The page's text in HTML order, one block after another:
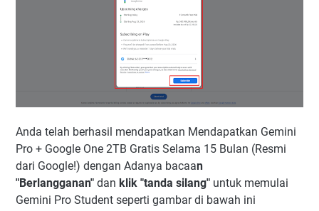
Anda telah berhasil mendapatkan Mendapatkan Gemini
Pro + Google One 2TB Gratis Selama 15 Bulan (Resmi
dari Google!) dengan Adanya bacaan
"Berlangganan" dan klik "tanda silang" untuk memulai
Gemini Pro Student seperti gambar di bawah ini